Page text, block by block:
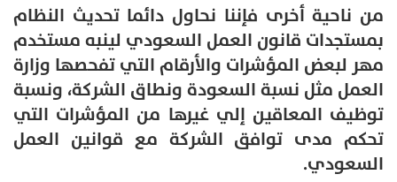
من ناحية أخرى فإننا نحاول دائما تحديث النظام
بمستجدات قانون العمل السعودي لينبه مستخدم
مهر لبعض المؤشرات والأرقام التي تفحصها وزارة
العمل مثل نسبة السعودة ونطاق الشركة، ونسبة
توظيف المعاقين إلي غيرها من المؤشرات التي
تحكم مدى توافق الشركة مع قوانين العمل
السعودي.